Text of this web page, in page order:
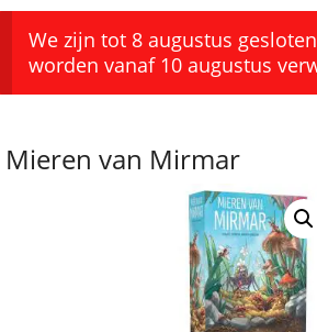
We zijn tot 8 augustus
worden vanaf 10 augustus
Mieren van Mirmar